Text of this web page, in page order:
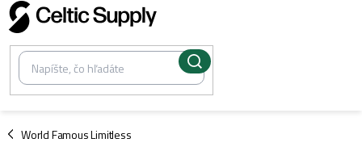
Prejsť
na
obsah
World Famous Limitless
/